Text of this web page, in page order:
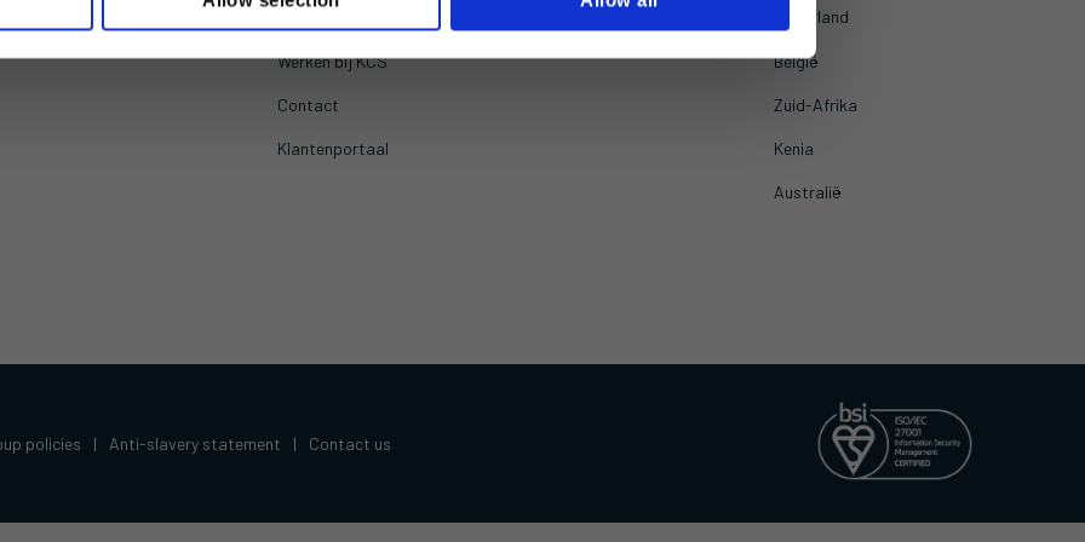
Werken bij KCS
Contact
Klantenportaal
Nederland
België
Zuid-Afrika
Kenia
Australië
policies | Anti-slavery statement | Contact us